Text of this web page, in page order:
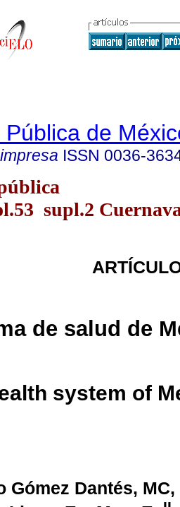
Pública de
ISSN 0036-
supl.2
de salud de
system of
Gómez Dantés, MC,